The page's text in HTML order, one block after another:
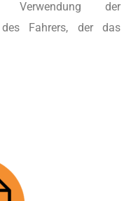
Verwendung der
des Fahrers, der das